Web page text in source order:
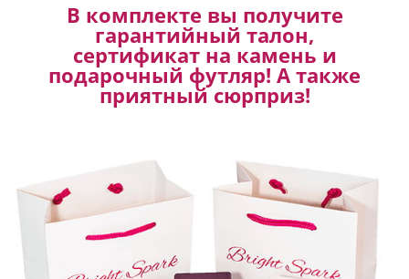
В комплекте вы получите
гарантийный талон,
сертификат на камень и
подарочный футляр! А также
приятный сюрприз!